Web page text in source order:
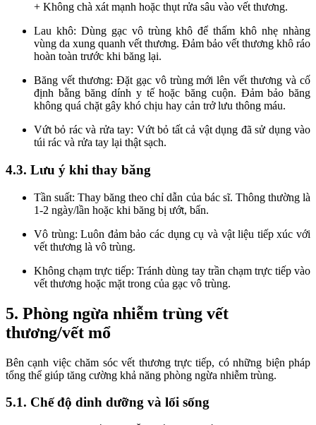
+ Không chà xát mạnh hoặc thụt rửa sâu vào vết thương.
Lau khô: Dùng gạc vô trùng khô để thấm khô nhẹ nhàng
vùng da xung quanh vết thương. Đảm bảo vết thương khô ráo
hoàn toàn trước khi băng lại.
Băng vết thương: Đặt gạc vô trùng mới lên vết thương và cố
định bằng băng dính y tế hoặc băng cuộn. Đảm bảo băng
không quá chặt gây khó chịu hay cản trở lưu thông máu.
Vứt bỏ rác và rửa tay: Vứt bỏ tất cả vật dụng đã sử dụng vào
túi rác và rửa tay lại thật sạch.
4.3. Lưu ý khi thay băng
Tần suất: Thay băng theo chỉ dẫn của bác sĩ. Thông thường là
1-2 ngày/lần hoặc khi băng bị ướt, bẩn.
Vô trùng: Luôn đảm bảo các dụng cụ và vật liệu tiếp xúc với
vết thương là vô trùng.
Không chạm trực tiếp: Tránh dùng tay trần chạm trực tiếp vào
vết thương hoặc mặt trong của gạc vô trùng.
5. Phòng ngừa nhiễm trùng vết
thương/vết mổ
Bên cạnh việc chăm sóc vết thương trực tiếp, có những biện pháp
tổng thể giúp tăng cường khả năng phòng ngừa nhiễm trùng.
5.1. Chế độ dinh dưỡng và lối sống